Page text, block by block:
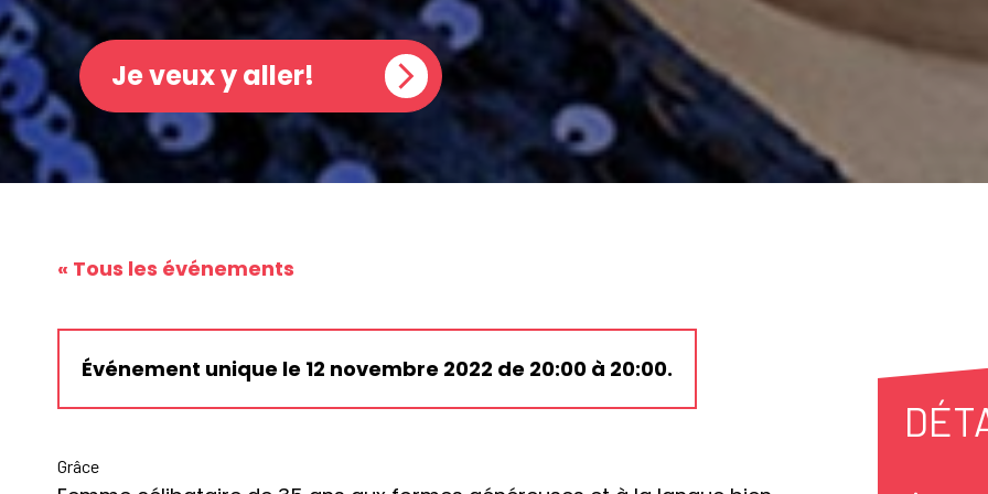
Je veux y aller!
« Tous les événements
Événement unique le 12 novembre 2022 de 20:00 à 20:00.
Grâce